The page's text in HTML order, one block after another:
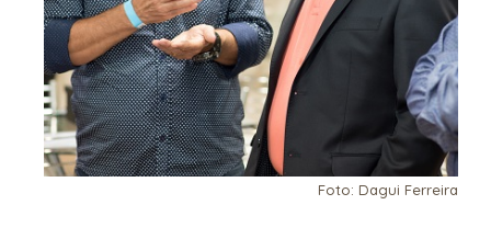
Foto: Dagui Ferreira